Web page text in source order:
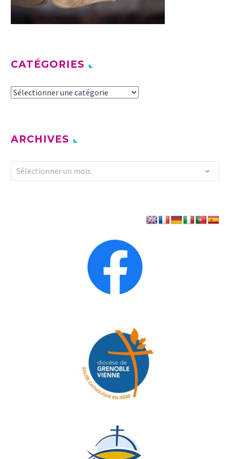
CATÉGORIES
Catégories
ARCHIVES
Archives
Sélectionner un mois